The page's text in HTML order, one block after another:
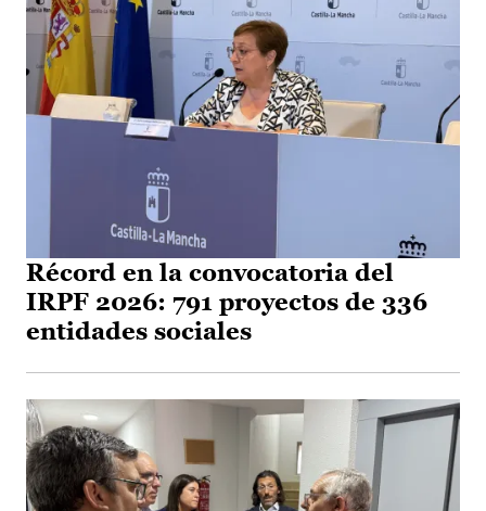
Récord en la convocatoria del
IRPF 2026: 791 proyectos de 336
entidades sociales